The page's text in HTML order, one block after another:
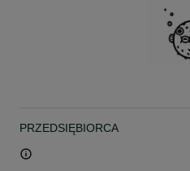
Twoje zamówienie dotrze do
Rybki pakujemy w podwójne
Przesyłki dostarczamy kurierem
zgodności z obowiązującymi
PRZEDSIĘBIORCA